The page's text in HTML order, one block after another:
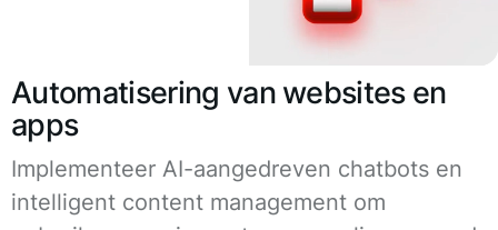
Automatisering van websites en
apps
Implementeer AI-aangedreven chatbots en
intelligent content management om